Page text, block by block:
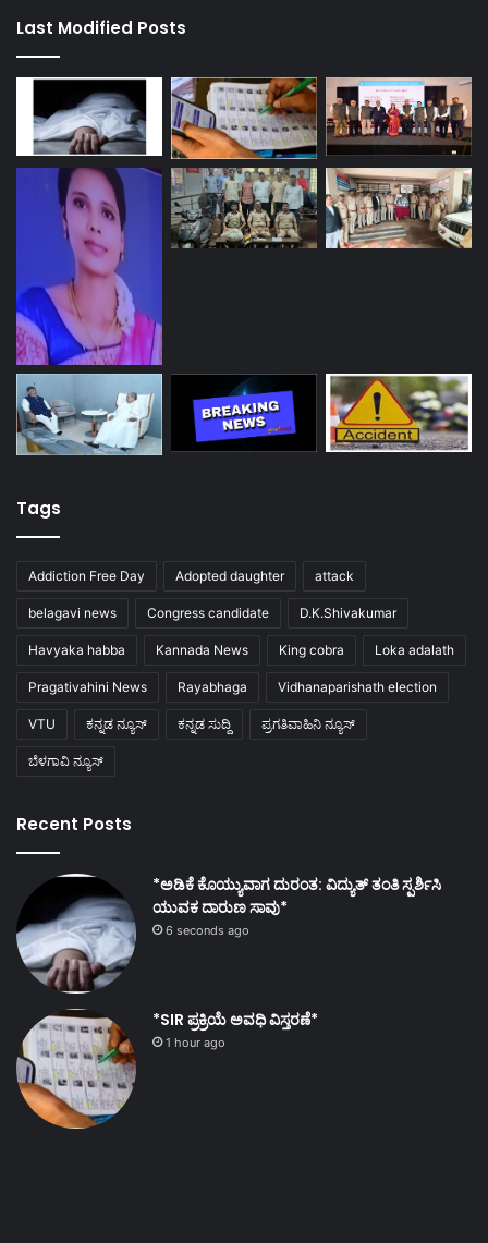
Last Modified Posts
Tags
Addiction Free Day Adopted daughter attack
belagavi news Congress candidate D.K.Shivakumar
Havyaka habba Kannada News King cobra Loka adalath
Pragativahini News Rayabhaga Vidhanaparishath election
VTU ಕನ್ನಡ ನ್ಯೂಸ್ ಕನ್ನಡ ಸುದ್ದಿ ಪ್ರಗತಿವಾಹಿನಿ ನ್ಯೂಸ್
ಬೆಳಗಾವಿ ನ್ಯೂಸ್
Recent Posts
*ಅಡಿಕೆ ಕೊಯ್ಯುವಾಗ ದುರಂತ: ವಿದ್ಯುತ್ ತಂತಿ ಸ್ಪರ್ಶಿಸಿ
ಯುವಕ ದಾರುಣ ಸಾವು*
6 seconds ago
*SIR ಪ್ರಕ್ರಿಯೆ ಅವಧಿ ವಿಸ್ತರಣೆ*
1 hour ago